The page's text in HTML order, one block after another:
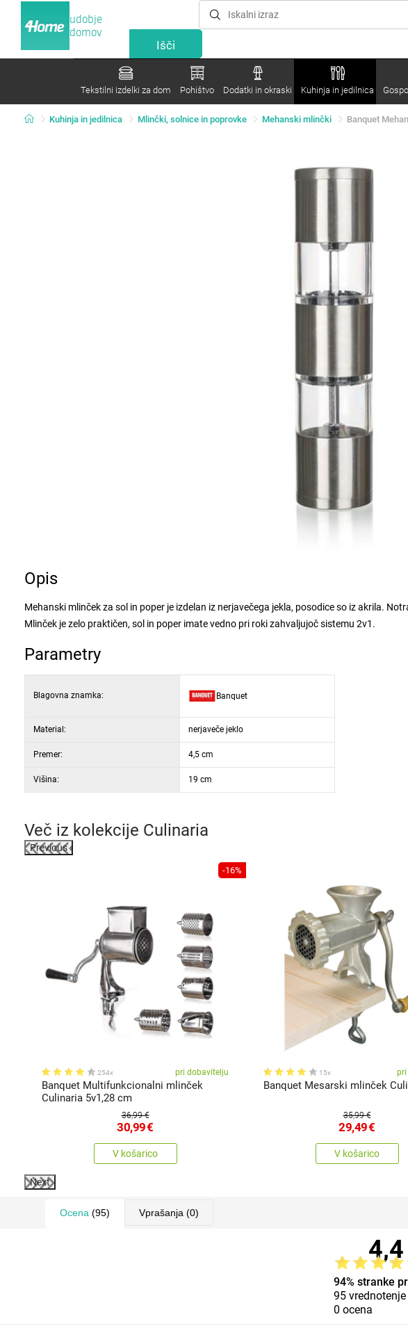
udobje
domov
Tekstilni izdelki za dom Pohištvo Dodatki in okraski Kuhinja in jedilnica
Kuhinja in jedilnica Mlinčki, solnice in poprovke Mehanski mlinčki Banquet
Opis
Mehanski mlinček za sol in poper je izdelan iz nerjavečega jekla, posodice so iz akrila.
Mlinček je zelo praktičen, sol in poper imate vedno pri roki zahvaljujoč sistemu 2v1.
Parametry
Blagovna znamka: Banquet
Material: nerjaveče jeklo
Premer: 4,5 cm
Višina: 19 cm
Več iz kolekcije Culinaria
Previous
-16%
254x pri dobavitelju
Banquet Multifunkcionalni mlinček
Culinaria 5v1,28 cm
36,99 €
30,99€
V košarico
15x pri
Banquet Mesarski mlinček
35,99 €
29,49€
V košarico
Next
Ocena (95) Vprašanja (0)
4,4
94% stranke
95 vrednotenje
0 ocena